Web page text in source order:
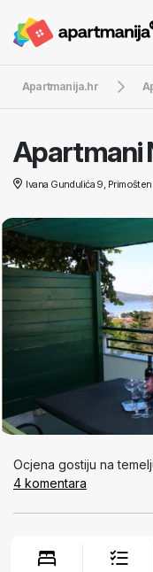
Apartmanija.hr
Apartmani
Ivana Gundulića 9, Primošten
Ocjena gostiju na
4 komentara